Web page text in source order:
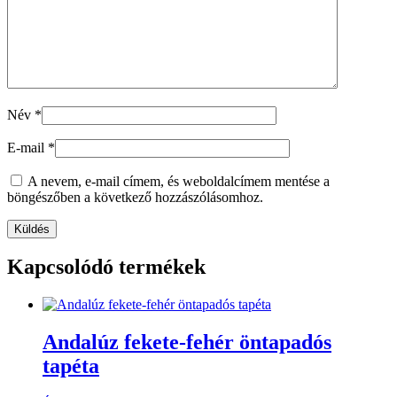
Név *
E-mail *
A nevem, e-mail címem, és weboldalcímem mentése a
böngészőben a következő hozzászólásomhoz.
Kapcsolódó termékek
Andalúz fekete-fehér öntapadós
tapéta